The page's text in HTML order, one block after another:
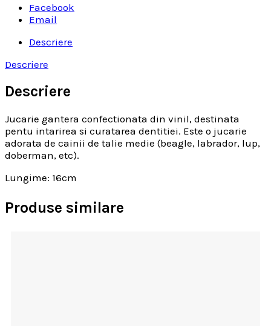
Facebook
Email
Descriere
Descriere
Descriere
Jucarie gantera confectionata din vinil, destinata
pentu intarirea si curatarea dentitiei. Este o jucarie
adorata de cainii de talie medie (beagle, labrador, lup,
doberman, etc).
Lungime: 16cm
Produse similare